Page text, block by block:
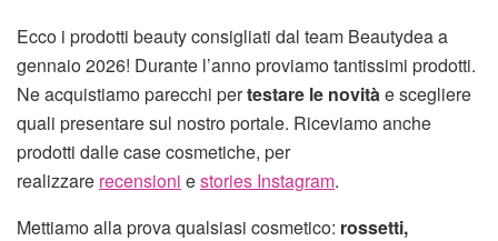
Ecco i prodotti beauty consigliati dal team Beautydea a
gennaio 2026! Durante l’anno proviamo tantissimi prodotti.
Ne acquistiamo parecchi pertestare le novità e scegliere
quali presentare sul nostro portale. Riceviamo anche
prodotti dalle case cosmetiche, per
realizzare recensioni estories Instagram.
Mettiamo alla prova qualsiasi cosmetico: rossetti,